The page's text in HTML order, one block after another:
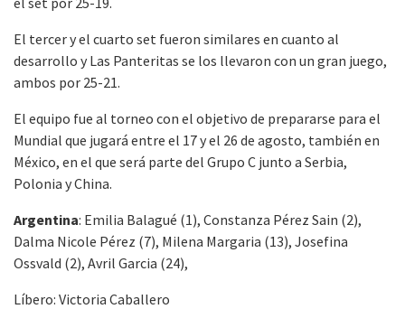
El tercer y el cuarto set fueron similares en cuanto al
desarrollo y Las Panteritas se los llevaron con un gran juego,
ambos por 25-21.
El equipo fue al torneo con el objetivo de prepararse para el
Mundial que jugará entre el 17 y el 26 de agosto, también en
México, en el que será parte del Grupo C junto a Serbia,
Polonia y China.
Argentina: Emilia Balagué (1), Constanza Pérez Sain (2),
Dalma Nicole Pérez (7), Milena Margaria (13), Josefina
Ossvald (2), Avril Garcia (24),
Líbero: Victoria Caballero